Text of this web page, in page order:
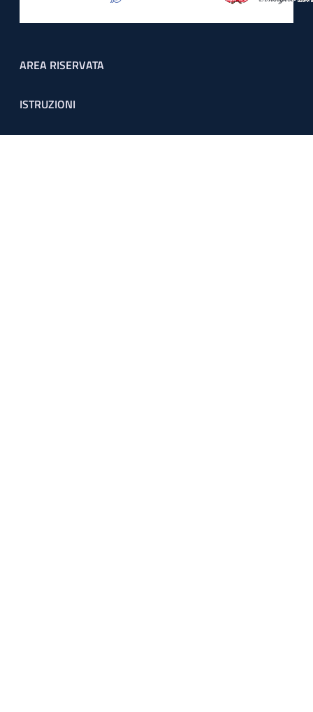
Footer menu
AREA RISERVATA
ISTRUZIONI